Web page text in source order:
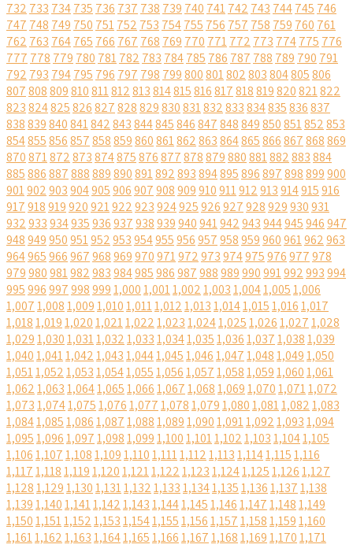
732 733 734735 736 737 738 739 740 741742 743 744745 746
747 748 749 750 751752 753 754755 756 757 758 759 760 761
762 763 764765 766 767 768 769 770 771772 773 774775 776
777 778 779 780 781782 783 784785 786 787 788 789 790 791
792 793 794795 796 797 798 799800801802803804805806
807808809810811812813814815816817818819820821822
823824825826827828829830831832833834835836837
838839840841842843844845846847848849850851852853
854855856857858859860861862863864865866867868869
870871872873874875876877878879880881882883884
885886887888889890891892893894895896897898899900
901902903904905906907908909910911912913914915916
917918919920921922923924925926927928929930931
932933934935936937938939940941942943944945946947
948949950951952953954955956957958959960961962963
964965966967968969970971972973974975976977978
979980981982983984985986987988989990991992993994
9959969979989991,0001,0011,0021,0031,0041,0051,006
1,0071,0081,0091,0101,0111,0121,0131,0141,0151,0161,017
1,0181,0191,0201,0211,0221,0231,0241,0251,0261,0271,028
1,0291,0301,0311,0321,0331,0341,0351,0361,0371,0381,039
1,0401,0411,0421,0431,0441,0451,0461,0471,0481,0491,050
1,0511,0521,0531,0541,0551,0561,0571,0581,0591,0601,061
1,0621,0631,0641,0651,0661,0671,0681,0691,0701,0711,072
1,0731,0741,0751,0761,0771,0781,0791,0801,0811,0821,083
1,0841,0851,0861,0871,0881,0891,0901,0911,0921,0931,094
1,0951,0961,0971,0981,0991,1001,1011,1021,1031,1041,105
1,1061,1071,1081,1091,1101,1111,1121,1131,1141,1151,116
1,1171,1181,1191,1201,1211,1221,1231,1241,1251,1261,127
1,1281,1291,1301,1311,1321,1331,1341,1351,1361,1371,138
1,1391,1401,1411,1421,1431,1441,1451,1461,1471,1481,149
1,1501,1511,1521,1531,1541,1551,1561,1571,1581,1591,160
1,1611,1621,1631,1641,1651,1661,1671,1681,1691,1701,171